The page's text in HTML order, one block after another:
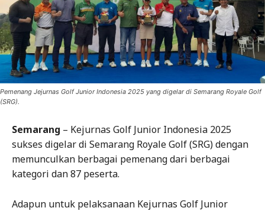
Pemenang Jejurnas Golf Junior Indonesia 2025 yang digelar di Semarang Royale Golf
(SRG).
Semarang – Kejurnas Golf Junior Indonesia 2025
sukses digelar di Semarang Royale Golf (SRG) dengan
memunculkan berbagai pemenang dari berbagai
kategori dan 87 peserta.
Adapun untuk pelaksanaan Kejurnas Golf Junior